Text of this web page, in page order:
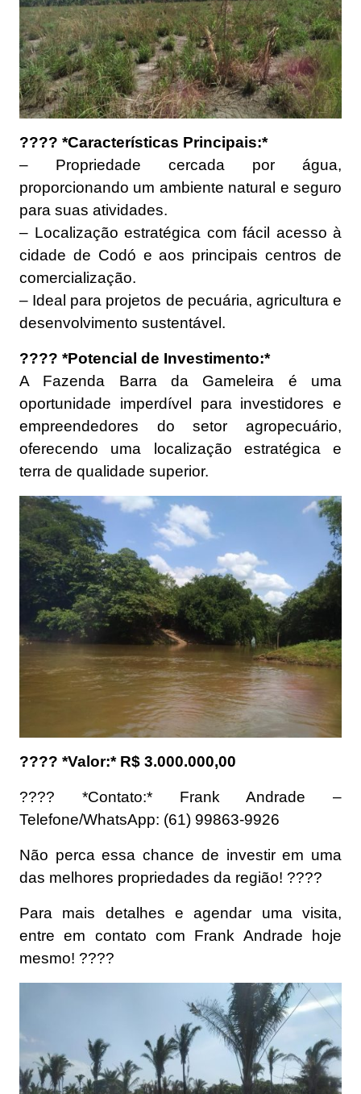
???? *Características Principais:*
– Propriedade cercada por água,
proporcionando um ambiente natural e seguro
para suas atividades.
– Localização estratégica com fácil acesso à
cidade de Codó e aos principais centros de
comercialização.
– Ideal para projetos de pecuária, agricultura e
desenvolvimento sustentável.
???? *Potencial de Investimento:*
A Fazenda Barra da Gameleira é uma
oportunidade imperdível para investidores e
empreendedores do setor agropecuário,
oferecendo uma localização estratégica e
terra de qualidade superior.
???? *Valor:* R$ 3.000.000,00
???? *Contato:* Frank Andrade –
Telefone/WhatsApp: (61) 99863-9926
Não perca essa chance de investir em uma
das melhores propriedades da região! ????
Para mais detalhes e agendar uma visita,
entre em contato com Frank Andrade hoje
mesmo! ????